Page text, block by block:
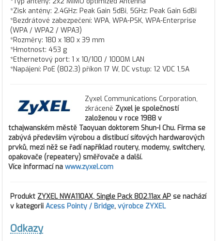
*Zisk antény: 2.4GHz: Peak Gain 5dBi, 5GHz: Peak Gain 6dBi
*Bezdrátové zabezpečení: WPA, WPA-PSK, WPA-Enterprise
(WPA / WPA2 / WPA3)
*Rozměry: 180 x 180 x 39 mm
*Hmotnost: 453 g
*Ethernetový port: 1 x 10/100 / 1000M LAN
*Napájení: PoE (802.3) příkon 17 W, DC vstup: 12 VDC 1,5A
Zyxel Communications Corporation,
zkráceně Zyxelje společností
založenou v roce 1988 v
tchajwanském městě Taoyuan doktorem Shun-I Chu. Firma se
zabývá především výrobou a distibucí síťových hardwarových
prvků, mezi něž se řadí například routery, modemy, switchery,
opakovače (repeatery) směřovače a další.
Více informací na www.zyxel.com
Produkt ZYXEL NWA110AX, Single Pack 802.11ax AP se nachází
v kategorii Acess Pointy / Bridge, výrobce ZYXEL
Odkazy